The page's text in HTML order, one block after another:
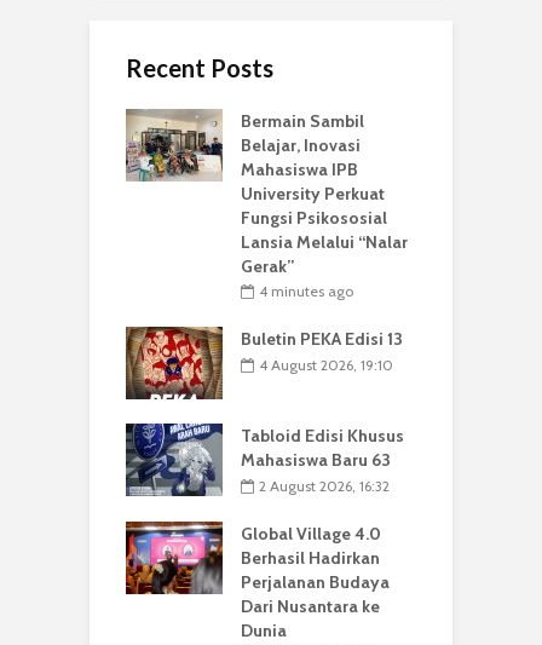
Recent Posts
Bermain Sambil
Belajar, Inovasi
Mahasiswa IPB
University Perkuat
Fungsi Psikososial
Lansia Melalui “Nalar
Gerak”
4 minutes ago
Buletin PEKA Edisi 13
4 August 2026, 19:10
Tabloid Edisi Khusus
Mahasiswa Baru 63
2 August 2026, 16:32
Global Village 4.0
Berhasil Hadirkan
Perjalanan Budaya
Dari Nusantara ke
Dunia